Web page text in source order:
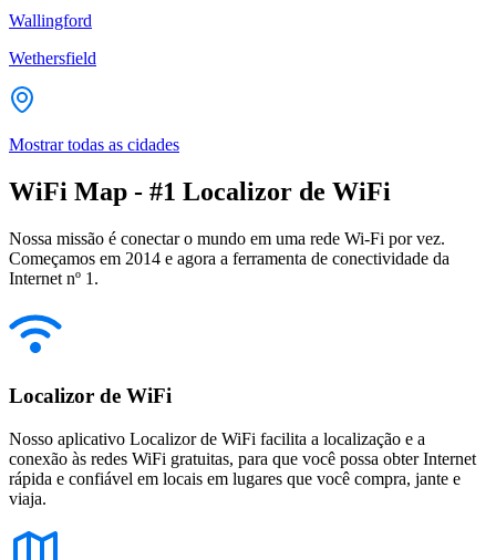
Wallingford
Wethersfield
Mostrar todas as cidades
WiFi Map - #1 Localizor de WiFi
Nossa missão é conectar o mundo em uma rede Wi-Fi por vez.
Começamos em 2014 e agora a ferramenta de conectividade da
Internet nº 1.
Localizor de WiFi
Nosso aplicativo Localizor de WiFi facilita a localização e a
conexão às redes WiFi gratuitas, para que você possa obter Internet
rápida e confiável em locais em lugares que você compra, jante e
viaja.